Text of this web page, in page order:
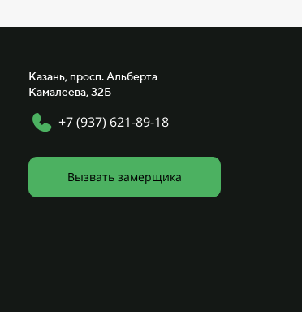
Казань, просп. Альберта
Камалеева, 32Б
+7 (937) 621-89-18
Вызвать замерщика